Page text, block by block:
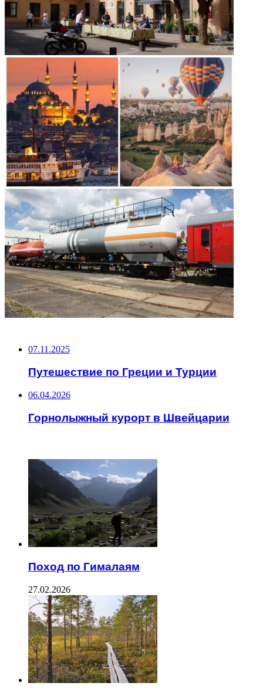
07.11.2025
Путешествие по Греции и Турции
06.04.2026
Горнолыжный курорт в Швейцарии
Поход по Гималаям
27.02.2026